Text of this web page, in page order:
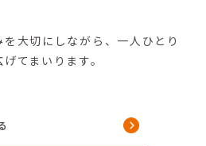
大切にしながら、一人ひとり
てまいります。